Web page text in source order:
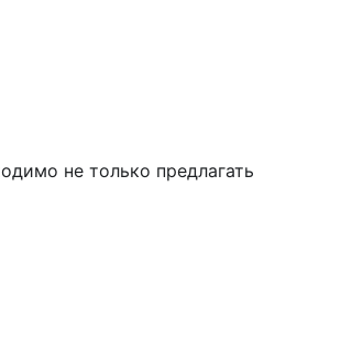
не только предлагать